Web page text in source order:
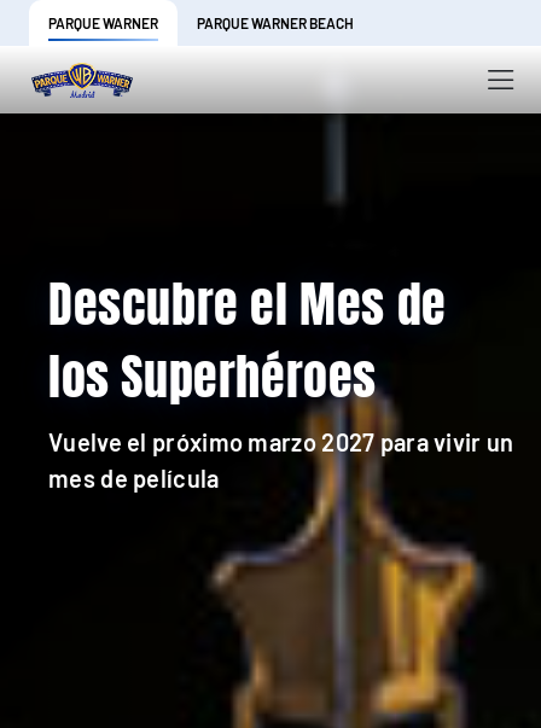
PARQUE WARNER PARQUE WARNER BEACH
Descubre el Mes de
los Superhéroes
Vuelve el próximo marzo 2027 para vivir un
mes de película